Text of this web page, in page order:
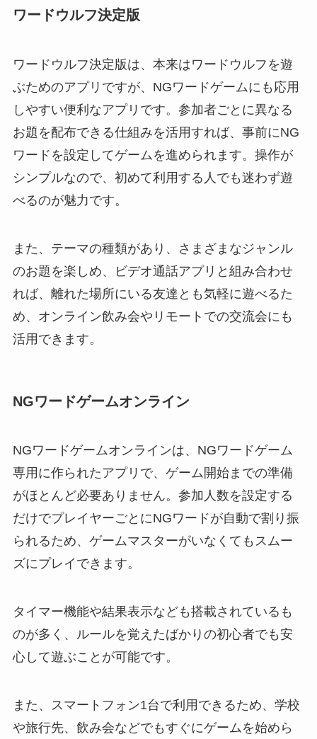
ワードウルフ決定版
ワードウルフ決定版は、本来はワードウルフを遊
ぶためのアプリですが、NGワードゲームにも応用
しやすい便利なアプリです。参加者ごとに異なる
お題を配布できる仕組みを活用すれば、事前にNG
ワードを設定してゲームを進められます。操作が
シンプルなので、初めて利用する人でも迷わず遊
べるのが魅力です。
また、テーマの種類があり、さまざまなジャンル
のお題を楽しめ、ビデオ通話アプリと組み合わせ
れば、離れた場所にいる友達とも気軽に遊べるた
め、オンライン飲み会やリモートでの交流会にも
活用できます。
NGワードゲームオンライン
NGワードゲームオンラインは、NGワードゲーム
専用に作られたアプリで、ゲーム開始までの準備
がほとんど必要ありません。参加人数を設定する
だけでプレイヤーごとにNGワードが自動で割り振
られるため、ゲームマスターがいなくてもスムー
ズにプレイできます。
タイマー機能や結果表示なども搭載されているも
のが多く、ルールを覚えたばかりの初心者でも安
心して遊ぶことが可能です。
また、スマートフォン1台で利用できるため、学校
や旅行先、飲み会などでもすぐにゲームを始めら